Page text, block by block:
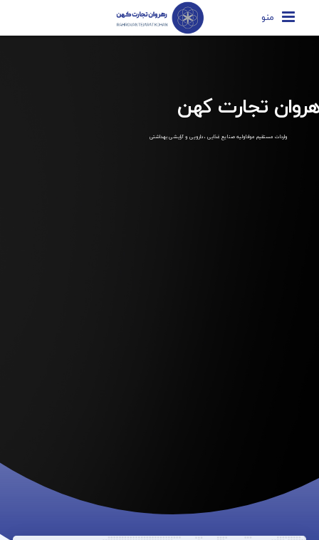
منو
تجارت کهن
واردات مستقیم مواداولیه صنایع غذایی ، دارویی و آرایشی بهداشتی